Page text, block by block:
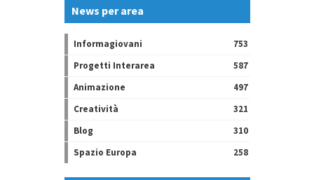
News per area
Informagiovani
753
Progetti Interarea
587
Animazione
497
Creatività
321
Blog
310
Spazio Europa
258